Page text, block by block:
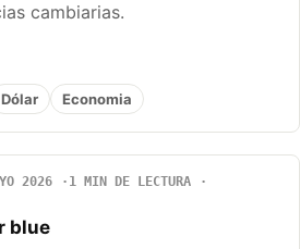
cambiarias.
Dólar Economia
2026
1 MIN DE LECTURA
blue